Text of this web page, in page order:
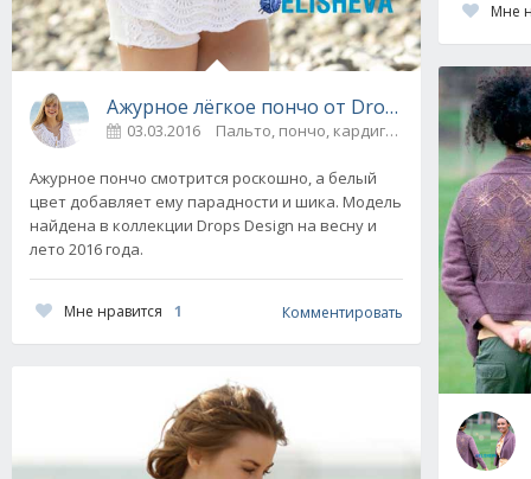
Ажурное лёгкое пончо от Drops Design
03.03.2016 Пальто, пончо, кардиганы 0
Ажурное пончо смотрится роскошно, а белый
цвет добавляет ему парадности и шика. Модель
найдена в коллекции Drops Design на весну и
лето 2016 года.
Мне нравится 1 Комментировать
Мне